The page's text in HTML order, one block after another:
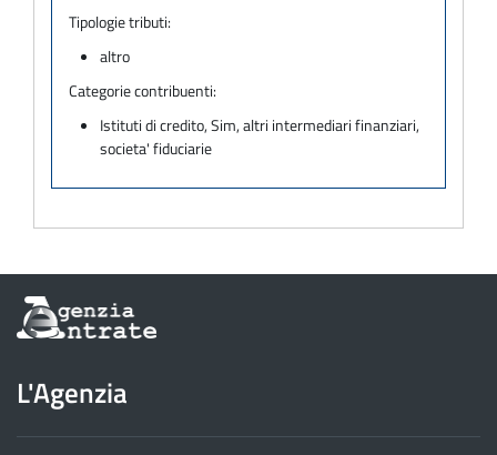
Tipologie tributi:
altro
Categorie contribuenti:
Istituti di credito, Sim, altri intermediari finanziari,
societa' fiduciarie
Informazioni
sul
dell'Agenzia
delle
Entrate
L'Agenzia